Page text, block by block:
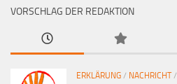
VORSCHLAG DER REDAKTION
ERKLÄRUNG / NACHRICHT/